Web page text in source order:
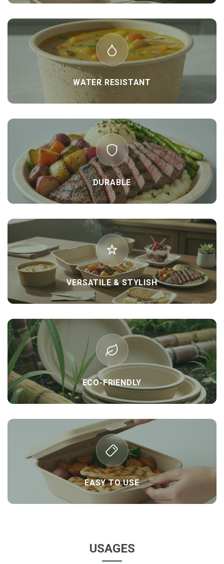
WATER RESISTANT
DURABLE
VERSATILE & STYLISH
ECO-FRIENDLY
EASY TO USE
USAGES